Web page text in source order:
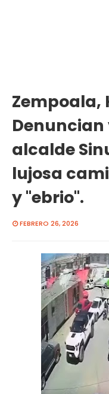
Zempoala,
Denuncian
alcalde
lujosa
y "ebrio".
FEBRERO 26, 2026